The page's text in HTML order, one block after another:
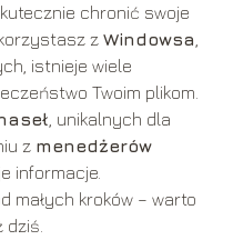
chronić swoje
z Windowsa
istnieje wiele
Twoim plikom.
, unikalnych dla
z menedżerów
informacje.
małych kroków – warto